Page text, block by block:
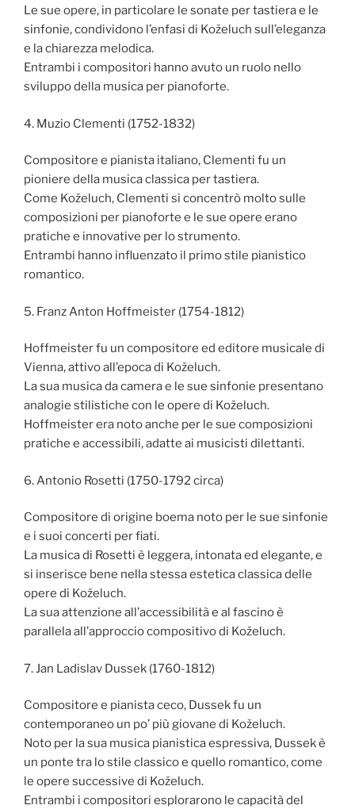
Le sue opere, in particolare le sonate per tastiera e le
sinfonie, condividono l’enfasi di Koželuch sull’eleganza
e la chiarezza melodica.
Entrambi i compositori hanno avuto un ruolo nello
sviluppo della musica per pianoforte.
4. Muzio Clementi (1752-1832)
Compositore e pianista italiano, Clementi fu un
pioniere della musica classica per tastiera.
Come Koželuch, Clementi si concentrò molto sulle
composizioni per pianoforte e le sue opere erano
pratiche e innovative per lo strumento.
Entrambi hanno influenzato il primo stile pianistico
romantico.
5. Franz Anton Hoffmeister (1754-1812)
Hoffmeister fu un compositore ed editore musicale di
Vienna, attivo all’epoca di Koželuch.
La sua musica da camera e le sue sinfonie presentano
analogie stilistiche con le opere di Koželuch.
Hoffmeister era noto anche per le sue composizioni
pratiche e accessibili, adatte ai musicisti dilettanti.
6. Antonio Rosetti (1750-1792 circa)
Compositore di origine boema noto per le sue sinfonie
e i suoi concerti per fiati.
La musica di Rosetti è leggera, intonata ed elegante, e
si inserisce bene nella stessa estetica classica delle
opere di Koželuch.
La sua attenzione all’accessibilità e al fascino è
parallela all’approccio compositivo di Koželuch.
7. Jan Ladislav Dussek (1760-1812)
Compositore e pianista ceco, Dussek fu un
contemporaneo un po’ più giovane di Koželuch.
Noto per la sua musica pianistica espressiva, Dussek è
un ponte tra lo stile classico e quello romantico, come
le opere successive di Koželuch.
Entrambi i compositori esplorarono le capacità del